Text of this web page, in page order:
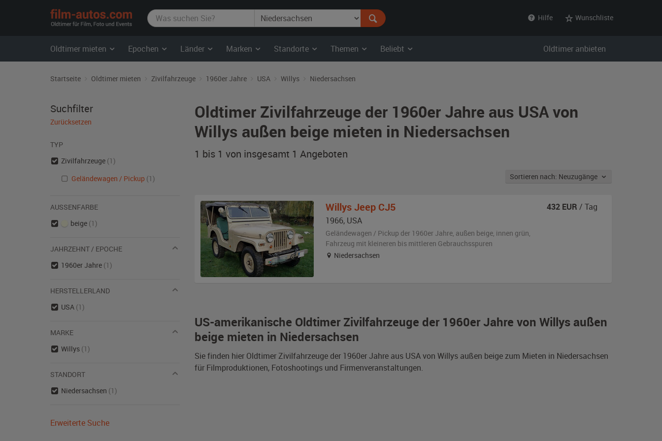
film-
autos.com
Hilfe Wunschliste
Oldtimer mieten Epochen Länder Marken Standorte Themen Beliebt Oldtimer anbieten
Startseite Oldtimer mieten Zivilfahrzeuge 1960er Jahre USA Willys Niedersachsen
Oldtimer Zivilfahrzeuge der 1960er Jahre aus USA von
Willys außen beige mieten in Niedersachsen
1 bis 1 von insgesamt 1 Angeboten
Sortieren nach: Neuzugänge
US-amerikanische Oldtimer Zivilfahrzeuge der 1960er Jahre von Willys außen
beige mieten in Niedersachsen
Sie finden hier Oldtimer Zivilfahrzeuge der 1960er Jahre aus USA von Willys außen beige zum Mieten in Niedersachsen
für Filmproduktionen, Fotoshootings und Firmenveranstaltungen.
Willys Jeep CJ5
1966, USA
Geländewagen / Pickup der 1960er Jahre, außen beige, innen grün,
Fahrzeug mit kleineren bis mittleren Gebrauchsspuren
Niedersachsen
432 EUR / Tag
Suchfilter
Zurücksetzen
TYP
Zivilfahrzeuge (1)
Geländewagen / Pickup (1)
AUSSENFARBE
beige (1)
JAHRZEHNT / EPOCHE
1960er Jahre (1)
HERSTELLERLAND
USA (1)
MARKE
Willys (1)
STANDORT
Niedersachsen (1)
Erweiterte Suche